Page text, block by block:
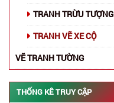
TRANH TRỪU TƯỢNG
TRANH VẼ XE CỘ
VẼ TRANH TƯỜNG
THỐNG KÊ TRUY CẬP